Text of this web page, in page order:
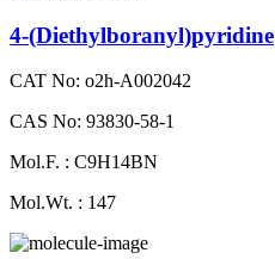
4-(Diethylboranyl)​pyridine
CAT No: o2h-A002042
CAS No: 93830-58-1
Mol.F. : C9H14BN
Mol.Wt. : 147